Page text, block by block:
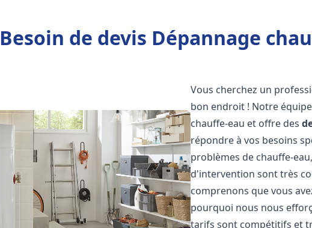
Besoin de devis Dépannage
Vous cherchez un
bon endroit ! Notre
chauffe-eau et offre des
répondre à vos besoins
problèmes de chauffe-
d'intervention sont très
comprenons que vous
pourquoi nous nous
tarifs sont compétitifs et